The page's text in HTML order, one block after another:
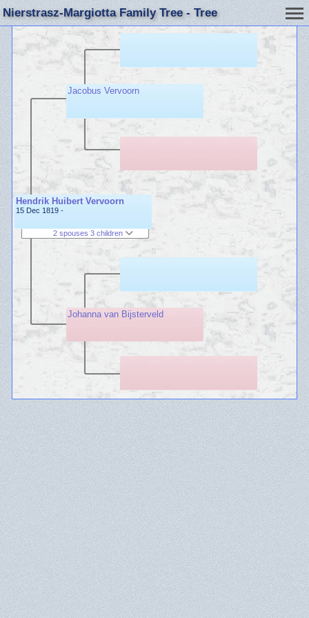
Nierstrasz-Margiotta Family Tree - Tree
Hendrik Huibert Vervoorn
15 Dec 1819 -
2 spouses 3 children
Jacobus Vervoorn
Johanna van Bijsterveld